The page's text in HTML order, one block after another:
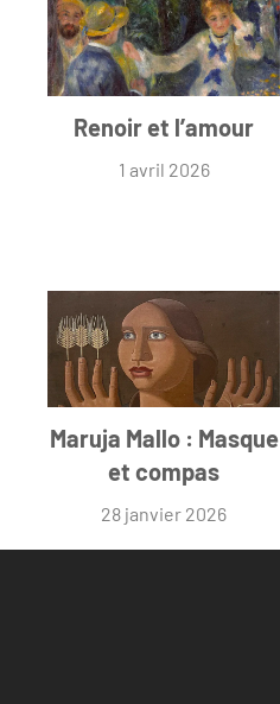
Renoir et l’amour
1 avril 2026
Maruja Mallo : Masque
et compas
28 janvier 2026